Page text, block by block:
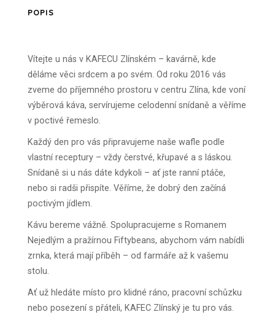
POPIS
Vítejte u nás v KAFECU Zlínském – kavárně, kde
děláme věci srdcem a po svém. Od roku 2016 vás
zveme do příjemného prostoru v centru Zlína, kde voní
výběrová káva, servírujeme celodenní snídaně a věříme
v poctivé řemeslo.
Každý den pro vás připravujeme naše wafle podle
vlastní receptury – vždy čerstvé, křupavé a s láskou.
Snídaně si u nás dáte kdykoli – ať jste ranní ptáče,
nebo si radši přispíte. Věříme, že dobrý den začíná
poctivým jídlem.
Kávu bereme vážně. Spolupracujeme s Romanem
Nejedlým a pražírnou Fiftybeans, abychom vám nabídli
zrnka, která mají příběh – od farmáře až k vašemu
stolu.
Ať už hledáte místo pro klidné ráno, pracovní schůzku
nebo posezení s přáteli, KAFEC Zlínský je tu pro vás.